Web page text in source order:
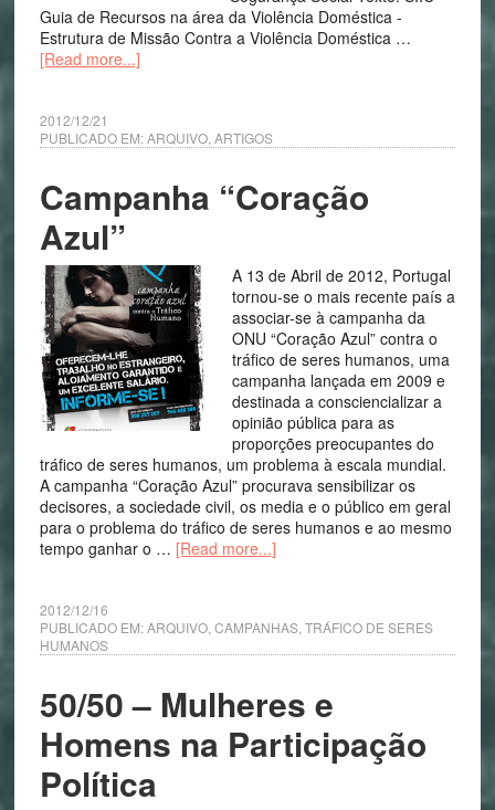
Guia de Recursos na área da Violência Doméstica -
Estrutura de Missão Contra a Violência Doméstica …
[Read more...]
2012/12/21
PUBLICADO EM:ARQUIVO, ARTIGOS
Campanha “Coração
Azul”
A 13 de Abril de 2012, Portugal
tornou-se o mais recente país a
associar-se à campanha da
ONU “Coração Azul” contra o
tráfico de seres humanos, uma
campanha lançada em 2009 e
destinada a consciencializar a
opinião pública para as
proporções preocupantes do
tráfico de seres humanos, um problema à escala mundial.
A campanha “Coração Azul” procurava sensibilizar os
decisores, a sociedade civil, os media e o público em geral
para o problema do tráfico de seres humanos e ao mesmo
tempo ganhar o … [Read more...]
2012/12/16
PUBLICADO EM:ARQUIVO, CAMPANHAS, TRÁFICO DE SERES
HUMANOS
50/50 – Mulheres e
Homens na Participação
Política